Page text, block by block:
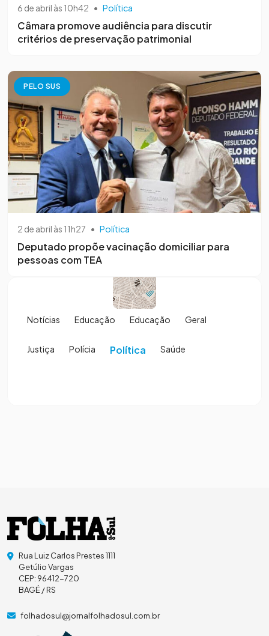
6 de abril às 10h42 • Política
Câmara promove audiência para discutir
critérios de preservação patrimonial
PELO SUS
2 de abril às 11h27 • Política
Deputado propõe vacinação domiciliar para
pessoas com TEA
Notícias Educação Educação Geral
Justiça Polícia Política Saúde
Rua Luiz Carlos Prestes 1111
Getúlio Vargas
CEP: 96412-720
BAGÉ / RS
folhadosul@jornalfolhadosul.com.br